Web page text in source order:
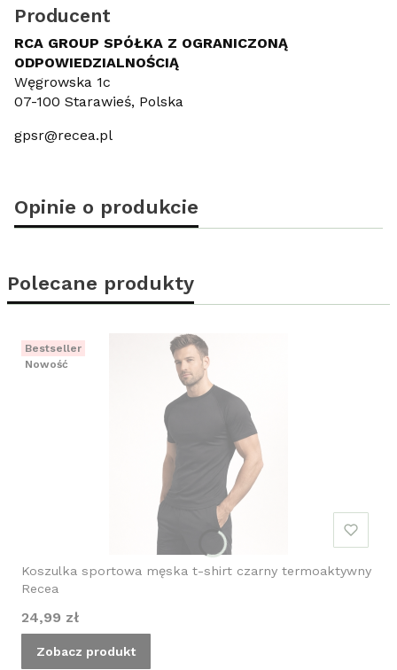
Producent
RCA GROUP SPÓŁKA Z OGRANICZONĄ
ODPOWIEDZIALNOŚCIĄ
Węgrowska 1c
07-100 Starawieś, Polska
gpsr@recea.pl
Opinie o produkcie
Polecane produkty
Bestseller
Nowość
Koszulka sportowa męska t-shirt czarny termoaktywny
Recea
Cena
24,99 zł
Zobacz produkt